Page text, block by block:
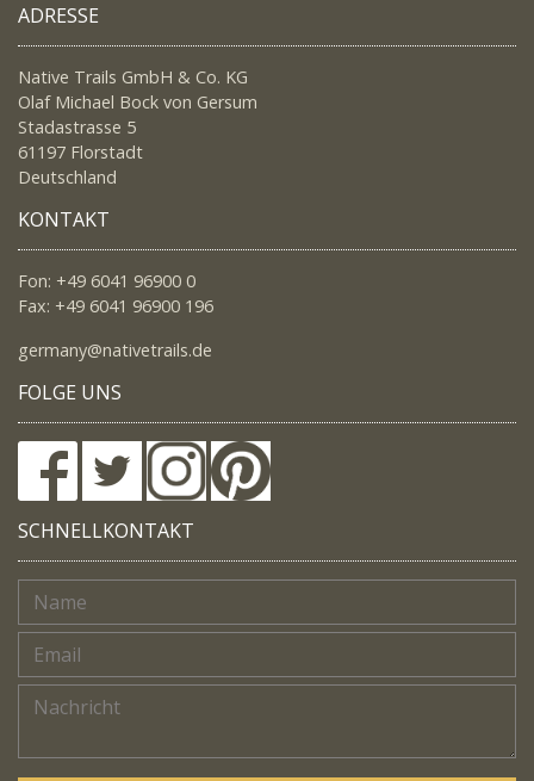
ADRESSE
Native Trails GmbH & Co. KG
Olaf Michael Bock von Gersum
Stadastrasse 5
61197 Florstadt
Deutschland
KONTAKT
Fon: +49 6041 96900 0
Fax: +49 6041 96900 196
germany@nativetrails.de
FOLGE UNS
SCHNELLKONTAKT